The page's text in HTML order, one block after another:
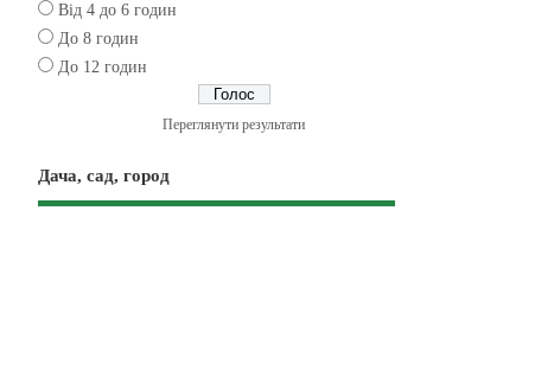
Від 4 до 6 годин
До 8 годин
До 12 годин
Переглянути результати
Дача, сад, город